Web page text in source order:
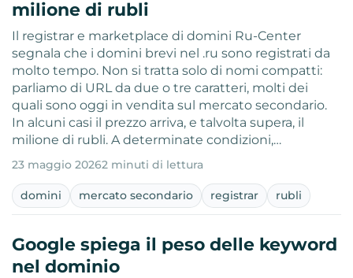
milione di rubli
Il registrar e marketplace di domini Ru-Center
segnala che i domini brevi nel .ru sono registrati da
molto tempo. Non si tratta solo di nomi compatti:
parliamo di URL da due o tre caratteri, molti dei
quali sono oggi in vendita sul mercato secondario.
In alcuni casi il prezzo arriva, e talvolta supera, il
milione di rubli. A determinate condizioni,…
23 maggio 20262 minuti di lettura
domini mercato secondario registrar rubli
Google spiega il peso delle keyword
nel dominio